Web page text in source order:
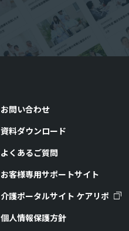
お問い合わせ
資料ダウンロード
よくあるご質問
お客様専用サポートサイト
介護ポータルサイト ケアリポ
個人情報保護方針